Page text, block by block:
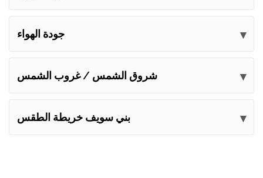
جودة الهواء
شروق الشمس / غروب الشمس
بني سويف خريطة الطقس